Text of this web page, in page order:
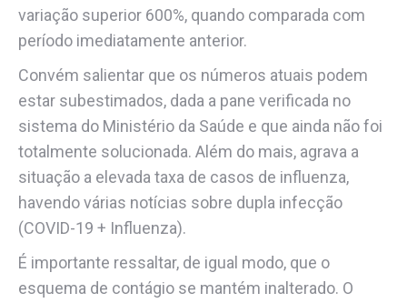
variação superior 600%, quando comparada com
período imediatamente anterior.
Convém salientar que os números atuais podem
estar subestimados, dada a pane verificada no
sistema do Ministério da Saúde e que ainda não foi
totalmente solucionada. Além do mais, agrava a
situação a elevada taxa de casos de influenza,
havendo várias notícias sobre dupla infecção
(COVID-19 + Influenza).
É importante ressaltar, de igual modo, que o
esquema de contágio se mantém inalterado. O